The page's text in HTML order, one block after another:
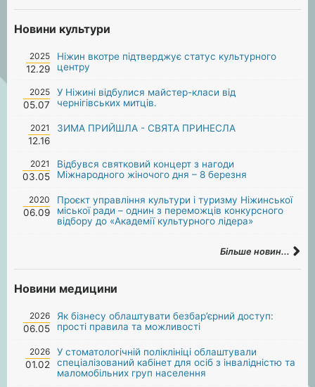
Новини культури
2025
12.29
Ніжин вкотре підтверджує статус культурного
центру
2025
05.07
У Ніжині відбулися майстер-класи від
чернігівських митців.
2021
12.16
ЗИМА ПРИЙШЛА - СВЯТА ПРИНЕСЛА
2021
03.05
Відбувся святковий концерт з нагоди
Міжнародного жіночого дня – 8 березня
2020
06.09
Проєкт управління культури і туризму Ніжинської
міської ради – однин з переможців конкурсного
відбору до «Академії культурного лідера»
Більше новин...
Новини медицини
2026
06.05
Як бізнесу облаштувати безбар’єрний доступ:
прості правила та можливості
2026
01.02
У стоматологічній поліклініці облаштували
спеціалізований кабінет для осіб з інвалідністю та
маломобільних груп населення